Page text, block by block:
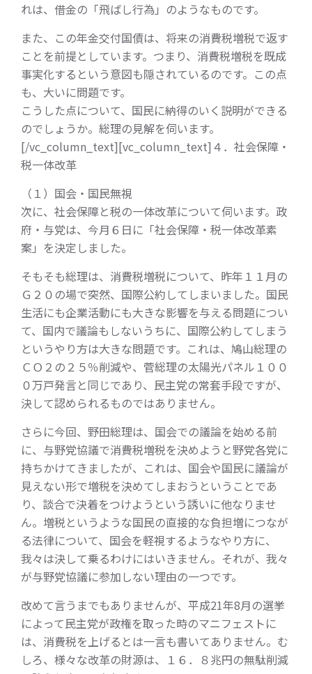
れは、借金の「飛ばし行為」のようなものです。
また、この年金交付国債は、将来の消費税増税で返す
ことを前提としています。つまり、消費税増税を既成
事実化するという意図も隠されているのです。この点
も、大いに問題です。
こうした点について、国民に納得のいく説明ができる
のでしょうか。総理の見解を伺います。
[/vc_column_text][vc_column_text]４．社会保障・
税一体改革
（１）国会・国民無視
次に、社会保障と税の一体改革について伺います。政
府・与党は、今月６日に「社会保障・税一体改革素
案」を決定しました。
そもそも総理は、消費税増税について、昨年１１月の
Ｇ２０の場で突然、国際公約してしまいました。国民
生活にも企業活動にも大きな影響を与える問題につい
て、国内で議論もしないうちに、国際公約してしまう
というやり方は大きな問題です。これは、鳩山総理の
ＣＯ２の２５％削減や、菅総理の太陽光パネル１００
０万戸発言と同じであり、民主党の常套手段ですが、
決して認められるものではありません。
さらに今回、野田総理は、国会での議論を始める前
に、与野党協議で消費税増税を決めようと野党各党に
持ちかけてきましたが、これは、国会や国民に議論が
見えない形で増税を決めてしまおうということであ
り、談合で決着をつけようという誘いに他なりませ
ん。増税というような国民の直接的な負担増につなが
る法律について、国会を軽視するようなやり方に、
我々は決して乗るわけにはいきません。それが、我々
が与野党協議に参加しない理由の一つです。
改めて言うまでもありませんが、平成21年8月の選挙
によって民主党が政権を取った時のマニフェストに
は、消費税を上げるとは一言も書いてありません。む
しろ、様々な改革の財源は、１６．８兆円の無駄削減